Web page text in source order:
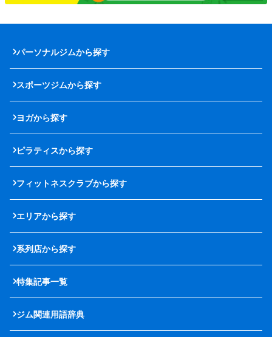
パーソナルジムから探す
スポーツジムから探す
ヨガから探す
ピラティスから探す
フィットネスクラブから探す
エリアから探す
系列店から探す
特集記事一覧
ジム関連用語辞典